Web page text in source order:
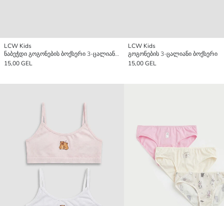
LCW Kids
ნაბეჭდი გოგონების ბოქსერი 3-ცალიანი პაკეტი
15,00 GEL
LCW Kids
გოგონების 3-ცალიანი ბოქსერი
15,00 GEL